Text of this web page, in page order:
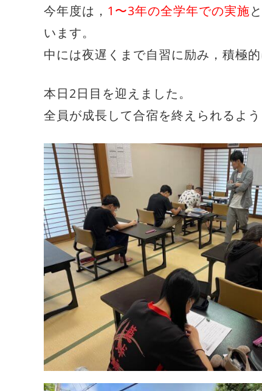
今年度は， 1〜3年の全学年での実施
います。
中には夜遅くまで自習に励み，積極
本日2日目を迎えました。
全員が成長して合宿を終えられるよう